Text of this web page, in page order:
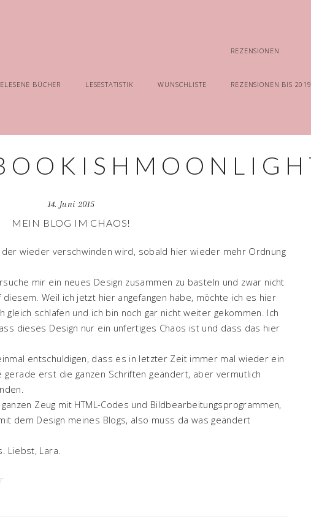
BÜCHER LESESTATISTIK WUNSCHLISTE
REZENSIONEN
REZENSIONEN BIS 2019
14. Juni 2015
MEIN BLOG IM CHAOS!
wieder verschwinden wird, sobald hier wieder mehr Ordnung
mir ein neues Design zusammen zu basteln und zwar nicht
Weil ich jetzt hier angefangen habe, möchte ich es hier
gleich schlafen und ich bin noch gar nicht weiter gekommen. Ich
dieses Design nur ein unfertiges Chaos ist und dass das hier
entschuldigen, dass es in letzter Zeit immer mal wieder ein
gerade erst die ganzen Schriften geändert, aber vermutlich
Zeug mit HTML-Codes und Bildbearbeitungsprogrammen,
dem Design meines Blogs, also muss da was geändert
Liebst, Lara.